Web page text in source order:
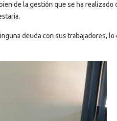
de la gestión que se ha
deuda con sus trabajadores,